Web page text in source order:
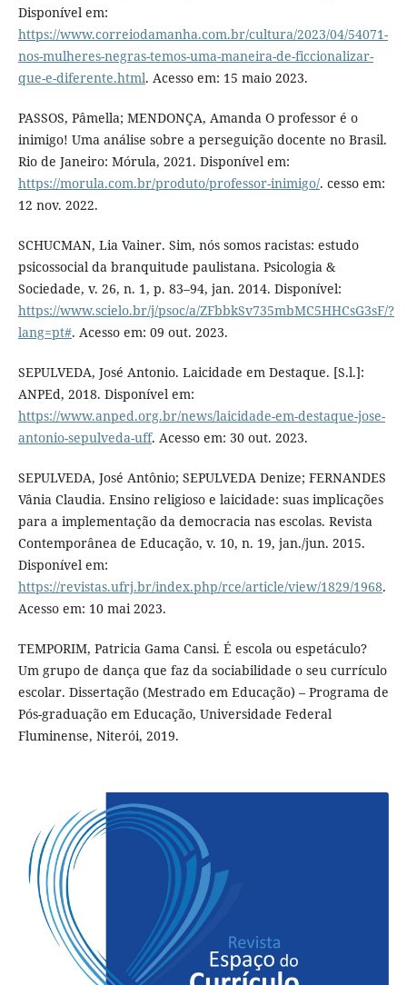
Disponível em:
https://www.correiodamanha.com.br/cultura/2023/04/54071-
nos-mulheres-negras-temos-uma-maneira-de-ficcionalizar-
que-e-diferente.html. Acesso em: 15 maio 2023.
PASSOS, Pâmella; MENDONÇA, Amanda O professor é o
inimigo! Uma análise sobre a perseguição docente no Brasil.
Rio de Janeiro: Mórula, 2021. Disponível em:
https://morula.com.br/produto/professor-inimigo/. cesso em:
12 nov. 2022.
SCHUCMAN, Lia Vainer. Sim, nós somos racistas: estudo
psicossocial da branquitude paulistana. Psicologia &
Sociedade, v. 26, n. 1, p. 83–94, jan. 2014. Disponível:
https://www.scielo.br/j/psoc/a/ZFbbkSv735mbMC5HHCsG3sF/?
lang=pt#. Acesso em: 09 out. 2023.
SEPULVEDA, José Antonio. Laicidade em Destaque. [S.l.]:
ANPEd, 2018. Disponível em:
https://www.anped.org.br/news/laicidade-em-destaque-jose-
antonio-sepulveda-uff. Acesso em: 30 out. 2023.
SEPULVEDA, José Antônio; SEPULVEDA Denize; FERNANDES
Vânia Claudia. Ensino religioso e laicidade: suas implicações
para a implementação da democracia nas escolas. Revista
Contemporânea de Educação, v. 10, n. 19, jan./jun. 2015.
Disponível em:
https://revistas.ufrj.br/index.php/rce/article/view/1829/1968.
Acesso em: 10 mai 2023.
TEMPORIM, Patricia Gama Cansi. É escola ou espetáculo?
Um grupo de dança que faz da sociabilidade o seu currículo
escolar. Dissertação (Mestrado em Educação) – Programa de
Pós-graduação em Educação, Universidade Federal
Fluminense, Niterói, 2019.